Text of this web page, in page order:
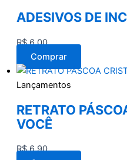
ADESIVOS DE
R$6,00
Comprar
Lançamentos
RETRATO
VOCÊ
R$6,90